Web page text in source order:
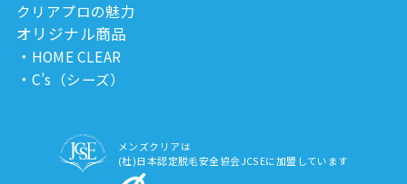
クリアプロの魅力
オリジナル商品
HOME CLEAR
C’s（シーズ）
メンズクリアは
(社)日本認定脱毛安全協会JCSEに加盟しています